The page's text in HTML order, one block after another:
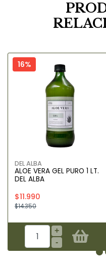
16%
DEL ALBA
ALOE VERA GEL PURO 1 LT.
DEL ALBA
$11.990
$14.350
+
-